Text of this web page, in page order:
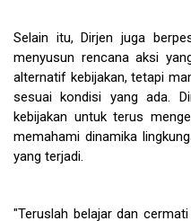
Selain itu, Dirjen juga
menyusun rencana aksi
alternatif kebijakan, tetapi
sesuai kondisi yang ada.
kebijakan untuk terus
memahami dinamika
yang terjadi.
"Teruslah belajar dan